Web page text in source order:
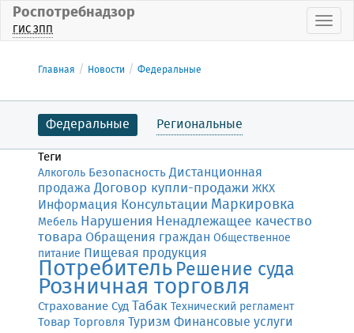
Роспотребнадзор
ГИС ЗПП
Главная Новости Федеральные
Федеральные Региональные
Теги
Алкоголь БезопасностьДистанционная
продажа Договор купли-продажи ЖКХ
Информация Консультации Маркировка
Мебель Нарушения Ненадлежащее качество
товара Обращения граждан Общественное
питание Пищевая продукция
ПотребительРешение суда
Розничная торговля
СтрахованиеСудТабакТехнический регламент
Товар Торговля Туризм Финансовые услуги